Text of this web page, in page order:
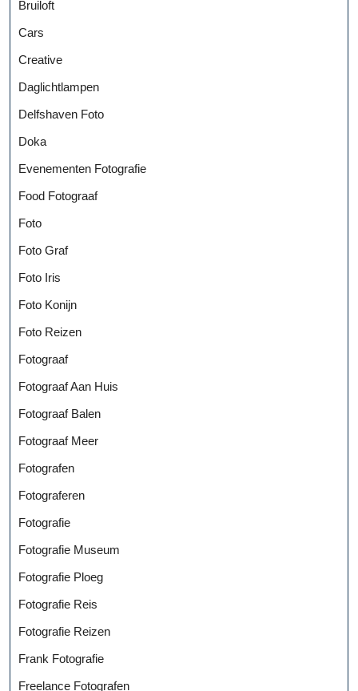
Bruiloft
Cars
Creative
Daglichtlampen
Delfshaven Foto
Doka
Evenementen Fotografie
Food Fotograaf
Foto
Foto Graf
Foto Iris
Foto Konijn
Foto Reizen
Fotograaf
Fotograaf Aan Huis
Fotograaf Balen
Fotograaf Meer
Fotografen
Fotograferen
Fotografie
Fotografie Museum
Fotografie Ploeg
Fotografie Reis
Fotografie Reizen
Frank Fotografie
Freelance Fotografen